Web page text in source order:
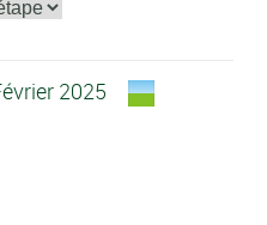
2025